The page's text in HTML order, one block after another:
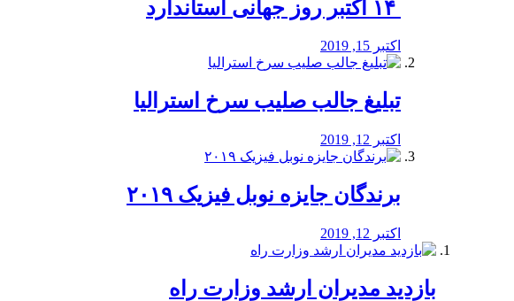
اکتبر 15, 2019
تبلیغ جالب صلیب سرخ استرالیا
اکتبر 12, 2019
برندگان جایزه نوبل فیزیک ۲۰۱۹
اکتبر 12, 2019
بازدید مدیران ارشد وزارت راه